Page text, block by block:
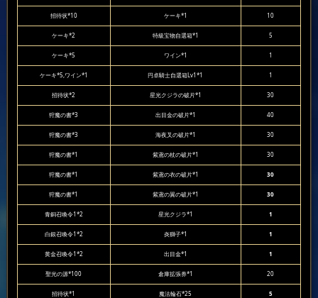
招待状*10 ケーキ*1 10
ケーキ*2 特級宝物自選箱*1 5
ケーキ*5 ワイン*1 1
ケーキ*5,ワイン*1 円卓騎士自選箱Lv1*1 1
招待状*2 星光クジラの破片*1 30
狩魔の書*3 出目金の破片*1 40
狩魔の書*3 海夜叉の破片*1 30
狩魔の書*1 紫鳶の杖の破片*1 30
狩魔の書*1 紫鳶の衣の破片*1 30
狩魔の書*1 紫鳶の翼の破片*1 30
青銅召喚令1*2 星光クジラ*1 1
白銀召喚令1*2 炎獅子*1 1
黄金召喚令1*2 出目金*1 1
聖光の源*100 倉庫拡張券*1 20
招待状*1 魔法輪石*25 5